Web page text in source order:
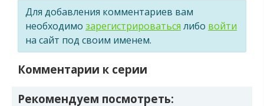
Для добавления комментариев вам
необходимо зарегистрироваться либо войти
на сайт под своим именем.
Комментарии к серии
Рекомендуем посмотреть: